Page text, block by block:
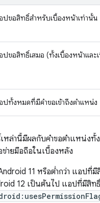
ปขอสิทธิ์สำหรับเบื้องหน้าเท่านั้น
ปขอสิทธิ์เสมอ (ทั้งเบื้องหน้าและ
ปทั้งหมดที่มีคำขอเข้าถึงตำแหน่ง
หล่านี้มีผลกับคำขอตำแหน่ง
ข่ายมือถือในเบื้องหลัง
11 หรือต่ำกว่า แอปที่มี
12 เป็นต้นไป แอปที่มีสิทธิ์